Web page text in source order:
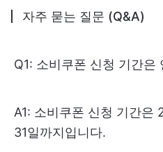
자주 묻는 질문 (Q&A)
Q1: 소비쿠폰 신청 기간은
A1: 소비쿠폰 신청 기간은
31일까지입니다.